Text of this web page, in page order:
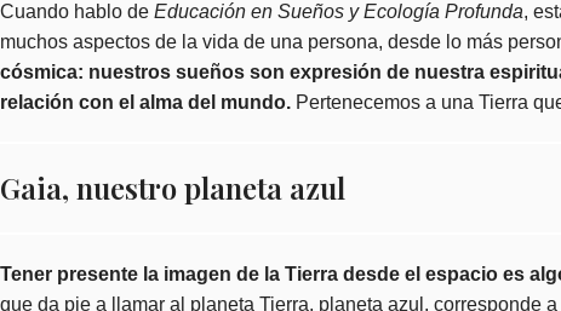
Cuando hablo de Educación en Sueños y Ecología Profunda,
muchos aspectos de la vida de una persona, desde lo más
cósmica: nuestros sueños son expresión de nuestra
relación con el alma del mundo. Pertenecemos a una Tierra
Gaia, nuestro planeta azul
Tener presente la imagen de la Tierra desde el espacio es
que da pie a llamar al planeta Tierra, planeta azul, corresponde